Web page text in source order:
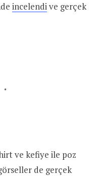
incelendive gerçek
ve kefiye ile poz
de gerçek